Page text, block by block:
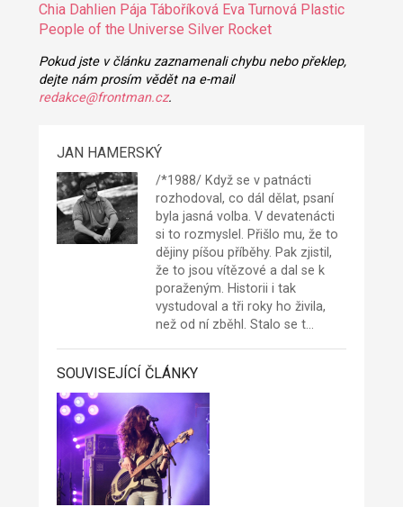
Chia Dahlien Pája Táboříková Eva Turnová Plastic
People of the Universe Silver Rocket
Pokud jste v článku zaznamenali chybu nebo překlep,
dejte nám prosím vědět na e-mail
redakce@frontman.cz.
JAN HAMERSKÝ
/*1988/ Když se v patnácti
rozhodoval, co dál dělat, psaní
byla jasná volba. V devatenácti
si to rozmyslel. Přišlo mu, že to
dějiny píšou příběhy. Pak zjistil,
že to jsou vítězové a dal se k
poraženým. Historii i tak
vystudoval a tři roky ho živila,
než od ní zběhl. Stalo se t…
SOUVISEJÍCÍ ČLÁNKY